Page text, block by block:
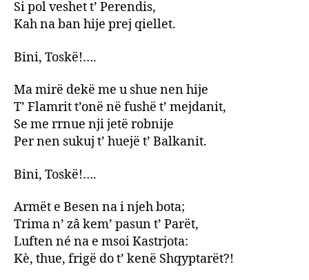
Si pol veshet t’ Perendis,
Kah na ban hije prej qiellet.
Bini, Toskë!….
Ma mirë dekë me u shue nen hije
T’ Flamrit t’onë në fushë t’ mejdanit,
Se me rrnue nji jetë robnije
Per nen sukuj t’ huejë t’ Balkanit.
Bini, Toskë!….
Armët e Besen na i njeh bota;
Trima n’ zâ kem’ pasun t’ Parët,
Luften né na e msoi Kastrjota:
Kè, thue, frigë do t’ kenë Shqyptarët?!